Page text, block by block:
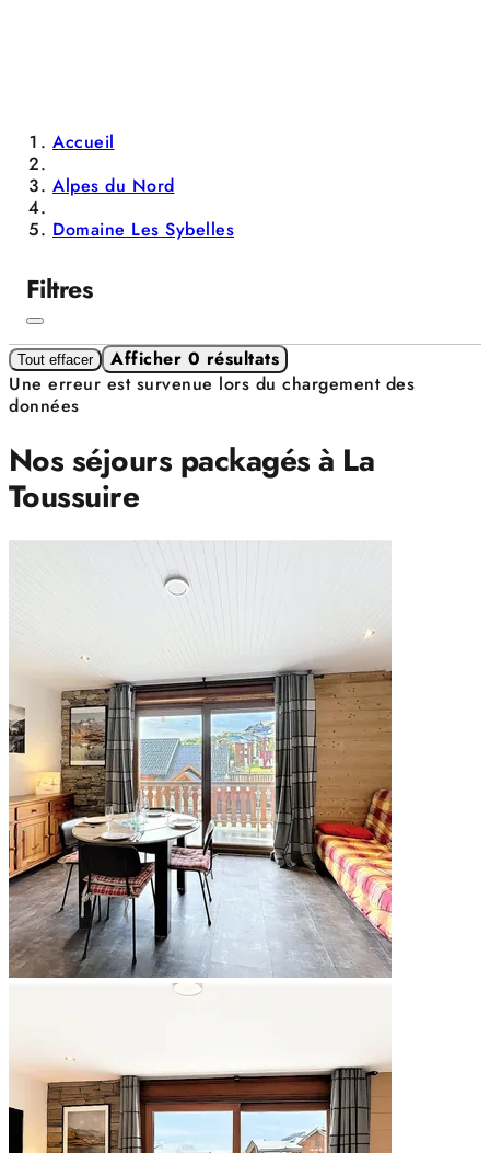
Accueil
Alpes du Nord
Domaine Les Sybelles
Filtres
Tout effacer
Afficher 0 résultats
Une erreur est survenue lors du chargement des
données
Nos séjours packagés à La
Toussuire